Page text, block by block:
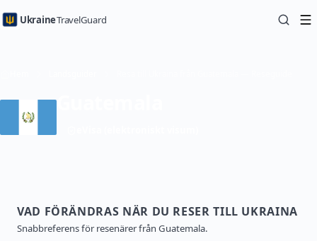
UkraineTravelGuard
VAD FÖRÄNDRAS NÄR DU RESER TILL UKRAINA
Snabbreferens för resenärer från Guatemala.